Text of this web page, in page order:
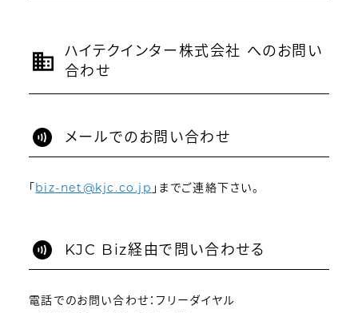
ハイテクインター株式会社 へのお問い
合わせ
メールでのお問い合わせ
「biz-net@kjc.co.jp 」までご連絡下さい。
KJC Biz経由で問い合わせる
電話でのお問い合わせ：フリーダイヤル